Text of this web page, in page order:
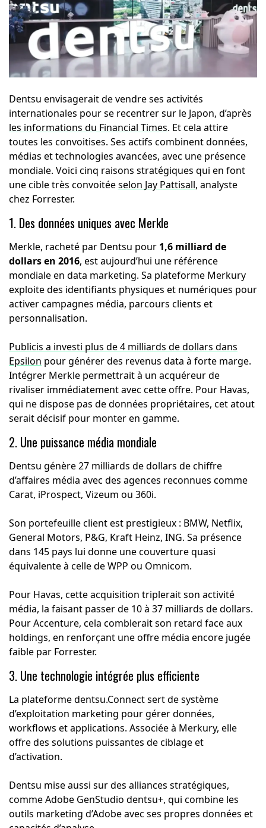
Dentsu envisagerait de vendre ses activités
internationales pour se recentrer sur le Japon, d’après
les informations du Financial Times. Et cela attire
toutes les convoitises. Ses actifs combinent données,
médias et technologies avancées, avec une présence
mondiale. Voici cinq raisons stratégiques qui en font
une cible très convoitéeselon Jay Pattisall, analyste
chez Forrester.
1. Des données uniques avec Merkle
Merkle, racheté par Dentsu pour 1,6 milliard de
dollars en 2016, est aujourd’hui une référence
mondiale en data marketing. Sa plateforme Merkury
exploite des identifiants physiques et numériques pour
activer campagnes média, parcours clients et
personnalisation.
Publicis a investi plus de 4 milliards de dollars dans
Epsilon pour générer des revenus data à forte marge.
Intégrer Merkle permettrait à un acquéreur de
rivaliser immédiatement avec cette offre. Pour Havas,
qui ne dispose pas de données propriétaires, cet atout
serait décisif pour monter en gamme.
2. Une puissance média mondiale
Dentsu génère 27 milliards de dollars de chiffre
d’affaires média avec des agences reconnues comme
Carat, iProspect, Vizeum ou 360i.
Son portefeuille client est prestigieux : BMW, Netflix,
General Motors, P&G, Kraft Heinz, ING. Sa présence
dans 145 pays lui donne une couverture quasi
équivalente à celle de WPP ou Omnicom.
Pour Havas, cette acquisition triplerait son activité
média, la faisant passer de 10 à 37 milliards de dollars.
Pour Accenture, cela comblerait son retard face aux
holdings, en renforçant une offre média encore jugée
faible par Forrester.
3. Une technologie intégrée plus efficiente
La plateforme dentsu.Connect sert de système
d’exploitation marketing pour gérer données,
workflows et applications. Associée à Merkury, elle
offre des solutions puissantes de ciblage et
d’activation.
Dentsu mise aussi sur des alliances stratégiques,
comme Adobe GenStudio dentsu+, qui combine les
outils marketing d’Adobe avec ses propres données et